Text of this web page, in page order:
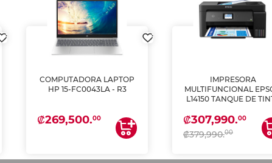
COMPUTADORA LAPTOP
HP 15-FC0043LA - R3
₡269,500.00
IMPRESORA
MULTIFUNCIONAL
L14150 TANQUE DE
ESCANEA)
₡307,990.00
₡379,990.00